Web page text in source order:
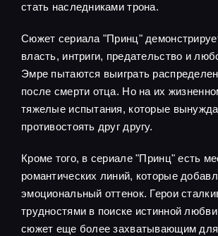
стать наследниками трона.
Сюжет сериала "Принц"
власть, интриги, предательство и
Эмре пытаются выиграть
после смерти отца. Но на их
тяжелые испытания, которые
противостоять друг другу.
Кроме того, в сериале "Принц" есть
романтических линий, которые
эмоциональный оттенок. Герои
трудностями в поиске истинной
сюжет еще более захватывающим для